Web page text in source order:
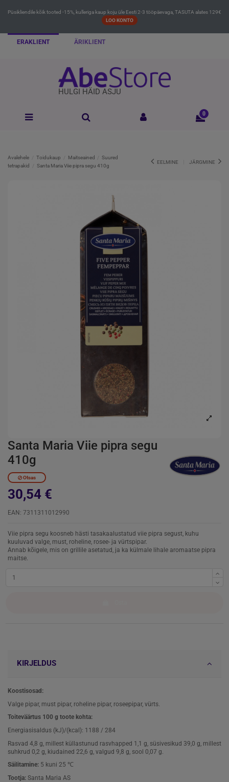
Püsikliendile kõik tooted -15%, kulleriga kaup koju üle Eesti 2-3 tööpäevaga, TASUTA alates 129€
LOO KONTO
ERAKLIENT ÄRIKLIENT
HULGI HÄID ASJU
0
Avalehele Toidukaup Maitseained
Suured
tetrapakid
Santa Maria Viie pipra segu 410g
EELMINE JÄRGMINE
Santa Maria Viie pipra segu
410g
Otsas
30,54 €
EAN: 7311311012990
Viie pipra segu koosneb hästi tasakaalustatud viie pipra segust, kuhu
kuuluvad valge, must, roheline, rosee- ja vürtspipar.
Annab kõigele, mis on grillile asetatud, ja ka külmale lihale aromaatse pipra
maitse.
KIRJELDUS
Koostisosad:
Valge pipar, must pipar, roheline pipar, roseepipar, vürts.
Toiteväärtus 100 g toote kohta:
Energiasisaldus (kJ)/(kcal): 1188 / 284
Rasvad 4,8 g, millest küllastunud rasvhapped 1,1 g, süsivesikud 39,0 g, millest
suhkrud 0,2 g, kiudained 22,6 g, valgud 9,8 g, sool 0,07 g.
Säilitamine: 5 kuni 25 ℃
Tootja: Santa Maria AS